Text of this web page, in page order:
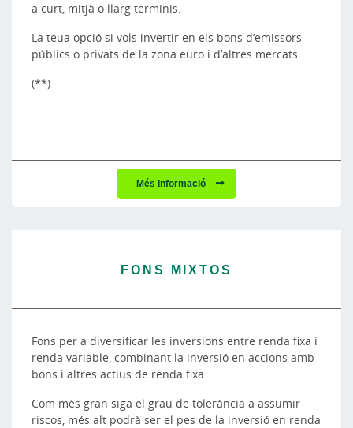
a curt, mitjà o llarg terminis.
La teua opció si vols invertir en els bons d’emissors
públics o privats de la zona euro i d’altres mercats.
(**)
Més Informació
FONS MIXTOS
Fons per a diversificar les inversions entre renda fixa i
renda variable, combinant la inversió en accions amb
bons i altres actius de renda fixa.
Com més gran siga el grau de tolerància a assumir
riscos, més alt podrà ser el pes de la inversió en renda